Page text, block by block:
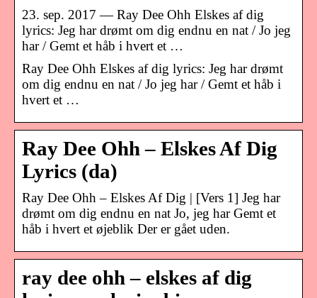
23. sep. 2017 — Ray Dee Ohh Elskes af dig
lyrics: Jeg har drømt om dig endnu en nat / Jo jeg
har / Gemt et håb i hvert et …
Ray Dee Ohh Elskes af dig lyrics: Jeg har drømt
om dig endnu en nat / Jo jeg har / Gemt et håb i
hvert et …
Ray Dee Ohh – Elskes Af Dig
Lyrics (da)
Ray Dee Ohh – Elskes Af Dig | [Vers 1] Jeg har
drømt om dig endnu en nat Jo, jeg har Gemt et
håb i hvert et øjeblik Der er gået uden.
ray dee ohh – elskes af dig